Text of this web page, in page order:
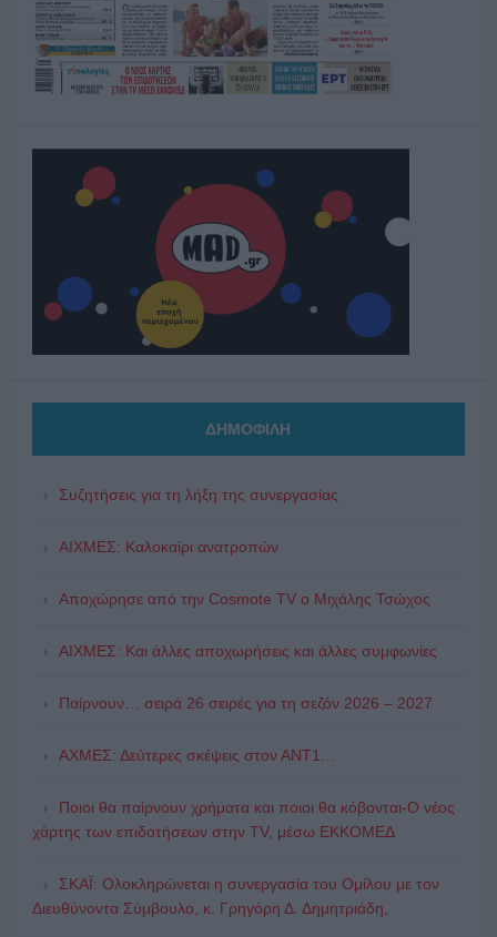
ΔΗΜΟΦΙΛΗ
Συζητήσεις για τη λήξη της συνεργασίας
ΑΙΧΜΕΣ: Καλοκαίρι ανατροπών
Αποχώρησε από την Cosmote TV o Μιχάλης Τσώχος
ΑΙΧΜΕΣ: Και άλλες αποχωρήσεις και άλλες συμφωνίες
Παίρνουν… σειρά 26 σειρές για τη σεζόν 2026 – 2027
ΑΧΜΕΣ: Δεύτερες σκέψεις στον ΑΝΤ1...
Ποιοι θα παίρνουν χρήματα και ποιοι θα κόβονται-Ο νέος
χάρτης των επιδοτήσεων στην TV, μέσω ΕΚΚΟΜΕΔ
ΣΚΑΪ: Ολοκληρώνεται η συνεργασία του Ομίλου με τον
Διευθύνοντα Σύμβουλο, κ. Γρηγόρη Δ. Δημητριάδη,